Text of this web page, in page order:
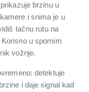
brzinu u
i snima je u
tačnu rutu na
u spornim
vožnje.
detektuje
i daje signal kad